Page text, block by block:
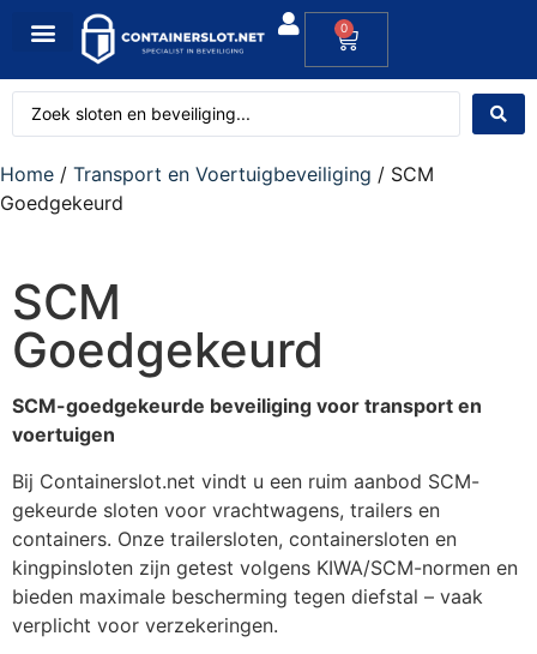
0
Home / Transport en Voertuigbeveiliging / SCM
Goedgekeurd
SCM
Goedgekeurd
SCM-goedgekeurde beveiliging voor transport en
voertuigen
Bij Containerslot.net vindt u een ruim aanbod SCM-
gekeurde sloten voor vrachtwagens, trailers en
containers. Onze trailersloten, containersloten en
kingpinsloten zijn getest volgens KIWA/SCM-normen en
bieden maximale bescherming tegen diefstal – vaak
verplicht voor verzekeringen.